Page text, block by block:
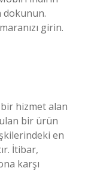
dokunun.
girin.
hizmet alan
bir ürün
en
İtibar,
karşı